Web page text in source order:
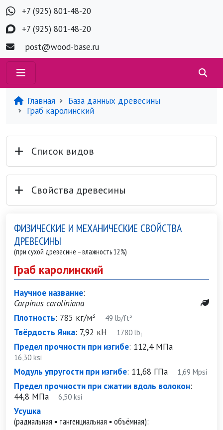
+7 (925) 801-48-20
+7 (925) 801-48-20
post@wood-base.ru
Главная
База данных древесины
Граб каролинский
Список видов
Свойства древесины
ФИЗИЧЕСКИЕ И МЕХАНИЧЕСКИЕ СВОЙСТВА
ДРЕВЕСИНЫ
(при сухой древесине – влажность 12%)
Граб каролинский
Научное название:
Carpinus caroliniana
Плотность: 785 кг/м³ 49 lb/ft³
Твёрдость Янка: 7,92 кН 1780 lbf
Предел прочности при изгибе: 112,4 МПа
16,30 ksi
Модуль упругости при изгибе: 11,68 ГПа 1,69 Mpsi
Предел прочности при сжатии вдоль волокон:
44,8 МПа 6,50 ksi
Усушка
(радиальная ▪ тангенциальная ▪ объёмная):